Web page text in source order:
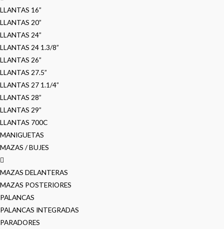
LLANTAS 16”
LLANTAS 20”
LLANTAS 24”
LLANTAS 24 1.3/8”
LLANTAS 26”
LLANTAS 27.5”
LLANTAS 27 1.1/4”
LLANTAS 28”
LLANTAS 29”
LLANTAS 700C
MANIGUETAS
MAZAS / BUJES
MAZAS DELANTERAS
MAZAS POSTERIORES
PALANCAS
PALANCAS INTEGRADAS
PARADORES